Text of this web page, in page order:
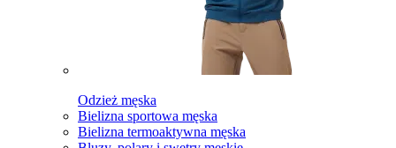
Odzież męska
Bielizna sportowa męska
Bielizna termoaktywna męska